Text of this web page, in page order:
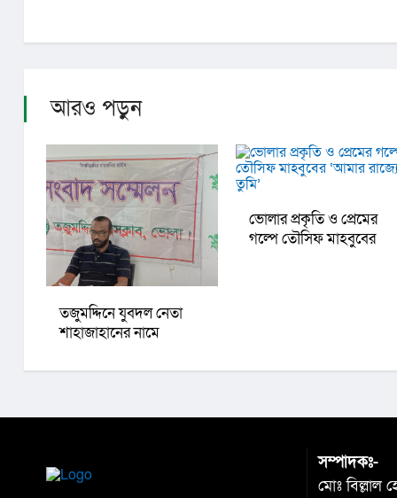
আরও পড়ুন
তজুমদ্দিনে যুবদল নেতা
শাহাজাহানের নামে
প্রতিবাদে সংবাদ সম্মেলন
ভোলার প্রকৃতি ও প্রেমের
গল্পে তৌসিফ মাহবুবের
সম্পাদকঃ-
মোঃ বিল্লাল